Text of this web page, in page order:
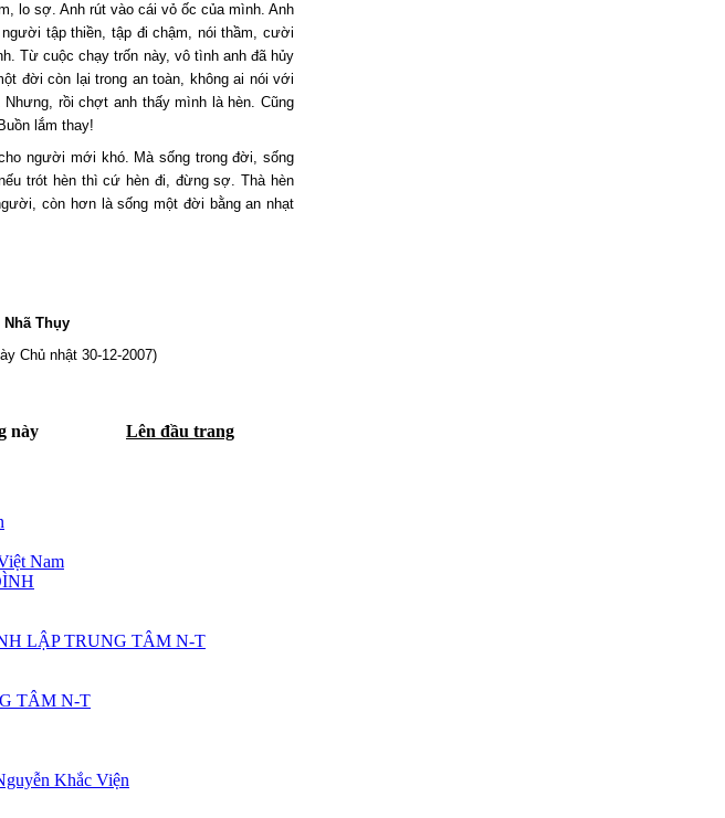
lo sợ. Anh rút vào cái vỏ ốc của mình. Anh
tập thiền, tập đi chậm, nói thầm, cười
Từ cuộc chạy trốn này, vô tình anh đã hủy
đời còn lại trong an toàn, không ai nói với
rồi chợt anh thấy mình là hèn. Cũng
lắm thay!
người mới khó. Mà sống trong đời, sống
trót hèn thì cứ hèn đi, đừng sợ. Thà hèn
còn hơn là sống một đời bằng an nhạt
Nhã Thụy
Chủ nhật 30-12-2007)
này Lên đầu trang
Nam
LẬP TRUNG TÂM N-T
TÂM N-T
Khắc Viện